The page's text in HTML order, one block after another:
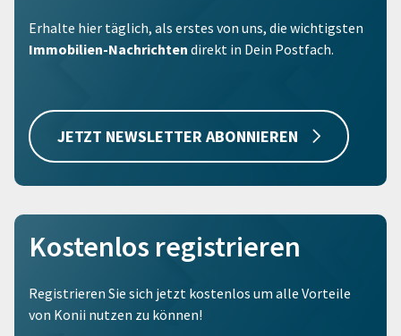
Erhalte hier täglich, als erstes von uns, die wichtigsten
Immobilien-Nachrichten direkt in Dein Postfach.
JETZT NEWSLETTER ABONNIEREN
Kostenlos registrieren
Registrieren Sie sich jetzt kostenlos um alle Vorteile
von Konii nutzen zu können!